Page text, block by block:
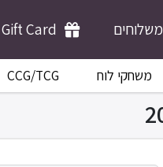
משלוחים Gift Card
משחקי לוח CCG/TCG